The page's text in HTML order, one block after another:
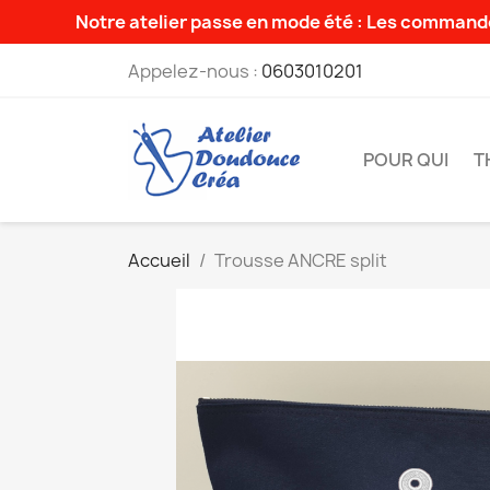
Notre atelier passe en mode été : Les
Appelez-nous : 0603010201
POUR QUI
Accueil Trousse ANCRE split